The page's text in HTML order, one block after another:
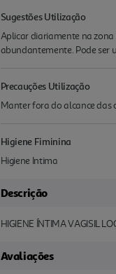
Sugestões Utilização
Aplicar diariamente na
abundantemente. Pode ser
Precauções Utilização
Manter fora do alcance das
Higiene Fiminina
Higiene Intima
Descrição
HIGIENE ÍNTIMA VAGISIL
Avaliações